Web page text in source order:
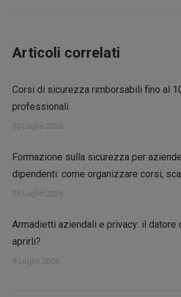
Articoli correlati
Corsi di sicurezza rimborsabili fino al
professionali
30 Luglio 2026
Formazione sulla sicurezza per
dipendenti: come organizzare corsi,
25 Luglio 2026
Armadietti aziendali e privacy: il datore
aprirli?
9 Luglio 2026